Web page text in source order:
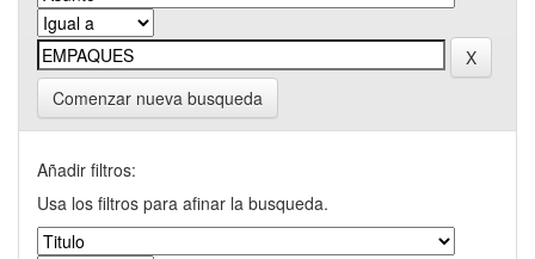
Comenzar nueva busqueda
Añadir filtros:
Usa los filtros para afinar la busqueda.